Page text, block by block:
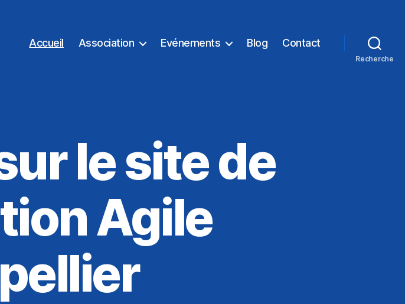
Accueil Association Evénements Blog Contact
Recherche
le site de
Agile